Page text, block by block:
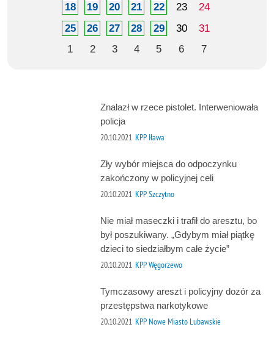
18
19 20 21 22 23
24
25
26 27 28 29 30
31
1
2 3 4 5 6 7
Znalazł w rzece pistolet. Interweniowała
policja
20.10.2021 KPP Iława
Zły wybór miejsca do odpoczynku
zakończony w policyjnej celi
20.10.2021 KPP Szczytno
Nie miał maseczki i trafił do aresztu, bo
był poszukiwany. „Gdybym miał piątkę
dzieci to siedziałbym całe życie”
20.10.2021 KPP Węgorzewo
Tymczasowy areszt i policyjny dozór za
przestępstwa narkotykowe
20.10.2021 KPP Nowe Miasto Lubawskie